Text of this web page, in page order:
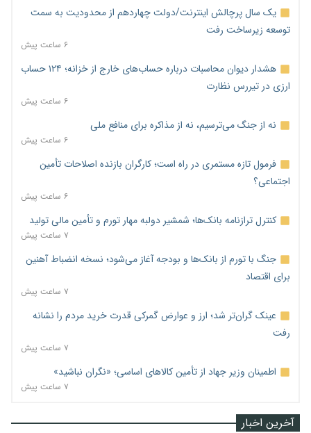
یک سال پرچالش اینترنت/دولت چهاردهم از محدودیت به سمت
توسعه زیرساخت رفت
۶ ساعت پیش
هشدار دیوان محاسبات درباره حساب‌های خارج از خزانه؛ ۱۲۴ حساب
ارزی در تیررس نظارت
۶ ساعت پیش
نه از جنگ می‌ترسیم، نه از مذاکره برای منافع ملی
۶ ساعت پیش
فرمول تازه مستمری در راه است؛ کارگران بازنده اصلاحات تأمین
اجتماعی؟
۶ ساعت پیش
کنترل ترازنامه بانک‌ها؛ شمشیر دولبه مهار تورم و تأمین مالی تولید
۷ ساعت پیش
جنگ با تورم از بانک‌ها و بودجه آغاز می‌شود؛ نسخه انضباط آهنین
برای اقتصاد
۷ ساعت پیش
عینک گران‌تر شد؛ ارز و عوارض گمرکی قدرت خرید مردم را نشانه
رفت
۷ ساعت پیش
اطمینان وزیر جهاد از تأمین کالاهای اساسی؛ «نگران نباشید»
۷ ساعت پیش
آخرین اخبار